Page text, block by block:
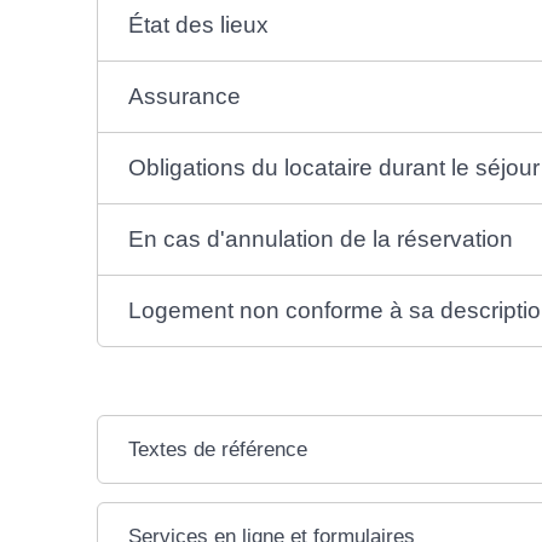
État des lieux
Assurance
Obligations du locataire durant le séjour
En cas d'annulation de la réservation
Logement non conforme à sa
Textes de référence
Services en ligne et formulaires